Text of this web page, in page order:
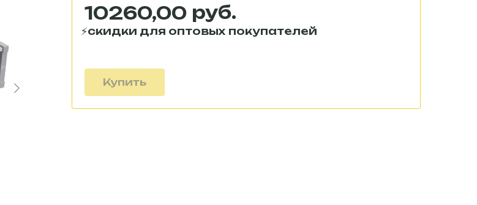
10260,00 руб.
Купить